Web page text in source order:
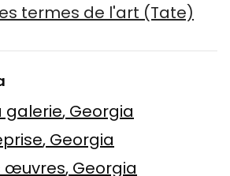
termes de l'art (Tate)
galerie, Georgia
, Georgia
œuvres, Georgia